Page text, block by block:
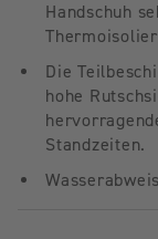
Handschuh
Die
hohe
Standzeiten.